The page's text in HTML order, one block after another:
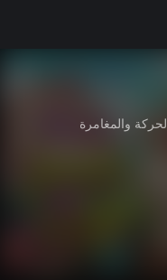
الحركة والمغامرة